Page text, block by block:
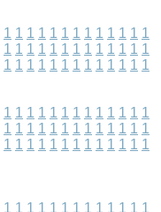
1 1 1 1 1 1 1 1 1 1 1 1 1
1 1 1 1 1 1 1 1 1 1 1 1 1
1 1 1 1 1 1 1 1 1 1 1 1 1
1 1 1 1 1 1 1 1 1 1 1 1 1
1 1 1 1 1 1 1 1 1 1 1 1 1
1 1 1 1 1 1 1 1 1 1 1 1 1
1 1 1 1 1 1 1 1 1 1 1 1 1